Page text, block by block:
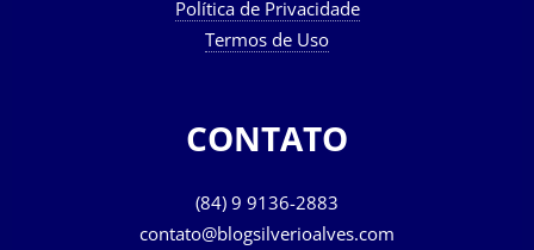
Política de Privacidade
Termos de Uso
CONTATO
(84) 9 9136-2883
contato@blogsilverioalves.com